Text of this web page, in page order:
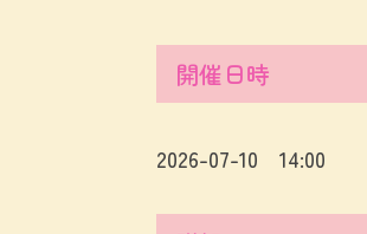
開催日時
2026-07-10 14:00